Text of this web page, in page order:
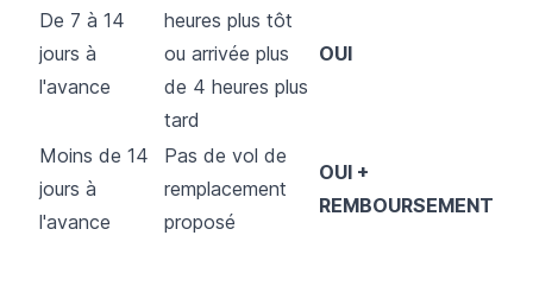
De 7 à 14
jours à
l'avance
heures plus tôt
ou arrivée plus
de 4 heures plus
tard
OUI
Moins de 14
jours à
l'avance
Pas de vol de
remplacement
proposé
OUI +
REMBOURSEMENT